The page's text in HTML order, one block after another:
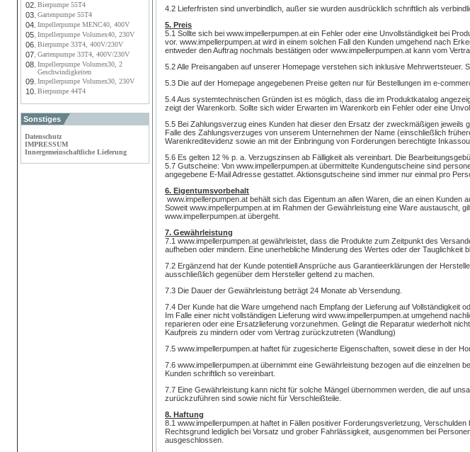
02. Bierpumpe 55T4
03. Gartenpumpe 55T4
04. Impellerpumpe MENC40, 400V
05. Impellerpumpe Volumex40, 230V
06. Bierpumpe 33T4, 400V/230V
07. Gartenpumpe 33T4, 400V/230V
08. Impellerpumpe Volumex30, 2
Geschwindigkeiten
09. Impellerpumpe Volumex30, 230V
10. Bierpumpe 44T4
Sonstiges
Datenschutz
IMPRESSUM
Innergemeinschaftliche Lieferung
4.2 Lieferfristen sind unverbindlich, außer sie wurden ausdrücklich schriftlich als
5. Preis
5.1 Sollte sich bei www.impellerpumpen.at ein Fehler oder eine Unvollständigkeit bei
vor. www.impellerpumpen.at wird in einem solchen Fall den Kunden umgehend nach
entweder den Auftrag nochmals bestätigen oder www.impellerpumpen.at kann vom
5.2 Alle Preisangaben auf unserer Homepage verstehen sich inklusive
5.3 Die auf der Homepage angegebenen Preise gelten nur für Bestellungen im e-
5.4 Aus systemtechnischen Gründen ist es möglich, dass die im Produktkatalog
zeigt der Warenkorb. Sollte sich wider Erwarten im Warenkorb ein Fehler oder eine
5.5 Bei Zahlungsverzug eines Kunden hat dieser den Ersatz der zweckmäßigen
Falle des Zahlungsverzuges von unserem Unternehmen der Name (einschließlich
Warenkreditevidenz sowie an mit der Einbringung von Forderungen berechtigte
5.6 Es gelten 12 % p. a. Verzugszinsen ab Fälligkeit als vereinbart. Die
5.7 Gutscheine: Von www.impellerpumpen.at übermittelte Kundengutscheine sind
angegebene E-Mail Adresse gestattet. Aktionsgutscheine sind immer nur einmal pro
6. Eigentumsvorbehalt
www.impellerpumpen.at behält sich das Eigentum an allen Waren, die an einen
Soweit www.impellerpumpen.at im Rahmen der Gewährleistung eine Ware austauscht,
www.impellerpumpen.at übergeht.
7. Gewährleistung
7.1 www.impellerpumpen.at gewährleistet, dass die Produkte zum Zeitpunkt des
aufheben oder mindern. Eine unerhebliche Minderung des Wertes oder der Tauglichkeit
7.2 Ergänzend hat der Kunde potentiell Ansprüche aus Garantieerklärungen der
ausschließlich gegenüber dem Hersteller geltend zu machen.
7.3 Die Dauer der Gewährleistung beträgt 24 Monate ab Versendung.
7.4 Der Kunde hat die Ware umgehend nach Empfang der Lieferung auf Vollständigkeit
Im Falle einer nicht vollständigen Lieferung wird www.impellerpumpen.at umgehend
reparieren oder eine Ersatzlieferung vorzunehmen. Gelingt die Reparatur wiederholt
Kaufpreis zu mindern oder vom Vertrag zurückzutreten (Wandlung)
7.5 www.impellerpumpen.at haftet für zugesicherte Eigenschaften, soweit diese in der
7.6 www.impellerpumpen.at übernimmt eine Gewährleistung bezogen auf die
Kunden schriftlich so vereinbart.
7.7 Eine Gewährleistung kann nicht für solche Mängel übernommen werden, die auf
zurückzuführen sind sowie nicht für Verschleißteile.
8. Haftung
8.1 www.impellerpumpen.at haftet in Fällen positiver Forderungsverletzung,
Rechtsgrund lediglich bei Vorsatz und grober Fahrlässigkeit, ausgenommen bei
ausgeschlossen.